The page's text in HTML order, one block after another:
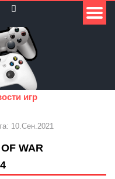
игр
10.Сен.2021
WAR